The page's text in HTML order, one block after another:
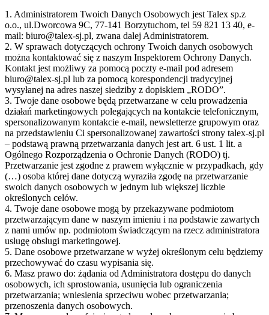
1. Administratorem Twoich Danych Osobowych jest Talex sp.z
o.o., ul.Dworcowa 9C, 77-141 Borzytuchom, tel 59 821 13 40, e-
mail: biuro@talex-sj.pl, zwana dalej Administratorem.
2. W sprawach dotyczących ochrony Twoich danych osobowych
można kontaktować się z naszym Inspektorem Ochrony Danych.
Kontakt jest możliwy za pomocą poczty e-mail pod adresem
biuro@talex-sj.pl lub za pomocą korespondencji tradycyjnej
wysyłanej na adres naszej siedziby z dopiskiem „RODO”.
3. Twoje dane osobowe będą przetwarzane w celu prowadzenia
działań marketingowych polegających na kontakcie telefonicznym,
spersonalizowanym kontakcie e-mail, newsletterze grupowym oraz
na przedstawieniu Ci spersonalizowanej zawartości strony talex-sj.pl
– podstawą prawną przetwarzania danych jest art. 6 ust. 1 lit. a
Ogólnego Rozporządzenia o Ochronie Danych (RODO) tj.
Przetwarzanie jest zgodne z prawem wyłącznie w przypadkach, gdy
(…) osoba której dane dotyczą wyraziła zgodę na przetwarzanie
swoich danych osobowych w jednym lub większej liczbie
określonych celów.
4. Twoje dane osobowe mogą by przekazywane podmiotom
przetwarzającym dane w naszym imieniu i na podstawie zawartych
z nami umów np. podmiotom świadczącym na rzecz administratora
usługę obsługi marketingowej.
5. Dane osobowe przetwarzane w wyżej określonym celu będziemy
przechowywać do czasu wypisania się.
6. Masz prawo do: żądania od Administratora dostępu do danych
osobowych, ich sprostowania, usunięcia lub ograniczenia
przetwarzania; wniesienia sprzeciwu wobec przetwarzania;
przenoszenia danych osobowych.